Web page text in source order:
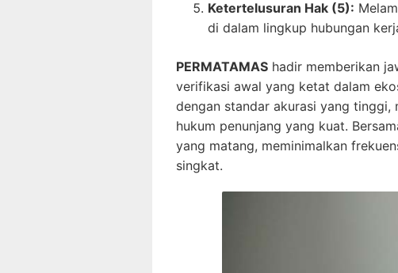
Ketertelusuran Hak (5):
di dalam lingkup hubungan
PERMATAMAS hadir memberikan
verifikasi awal yang ketat dalam
dengan standar akurasi yang tinggi,
hukum penunjang yang kuat.
yang matang, meminimalkan
singkat.